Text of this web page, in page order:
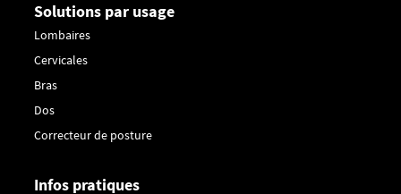
Solutions par usage
Lombaires
Cervicales
Bras
Dos
Correcteur de posture
Infos pratiques